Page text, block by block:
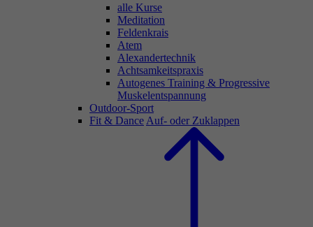
alle Kurse
Meditation
Feldenkrais
Atem
Alexandertechnik
Achtsamkeitspraxis
Autogenes Training & Progressive
Muskelentspannung
Outdoor-Sport
Fit & Dance Auf- oder Zuklappen